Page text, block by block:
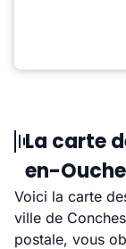
La carte
en-
Voici la carte
ville de
postale, vous